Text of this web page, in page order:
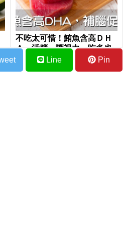
不吃太可惜！鮪魚含高ＤＨ
Ａ，活腦、護視力，吃多也
不怕長鮪魚肚｜每日健康 He
alth
Line Pin